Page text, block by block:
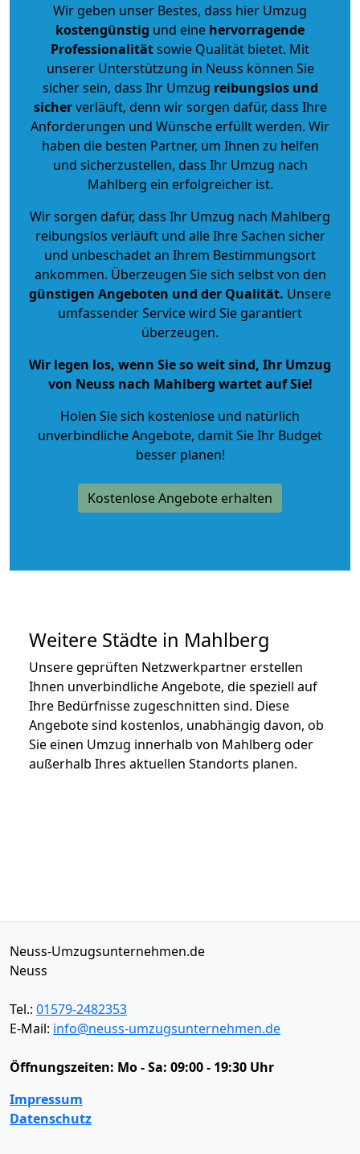
Wir geben unser Bestes, dass hier Umzug
kostengünstig und eine hervorragende
Professionalitätsowie Qualität bietet. Mit
unserer Unterstützung in Neuss können Sie
sicher sein, dass Ihr Umzug reibungslos und
sicherverläuft, denn wir sorgen dafür, dass Ihre
Anforderungen und Wünsche erfüllt werden. Wir
haben die besten Partner, um Ihnen zu helfen
und sicherzustellen, dass Ihr Umzug nach
Mahlberg ein erfolgreicher ist.
Wir sorgen dafür, dass Ihr Umzug nach Mahlberg
reibungslos verläuft und alle Ihre Sachen sicher
und unbeschadet an Ihrem Bestimmungsort
ankommen. Überzeugen Sie sich selbst von den
günstigen Angeboten und der Qualität. Unsere
umfassender Service wird Sie garantiert
überzeugen.
Wir legen los, wenn Sie so weit sind, Ihr Umzug
von Neuss nach Mahlberg wartet auf Sie!
Holen Sie sich kostenlose und natürlich
unverbindliche Angebote, damit Sie Ihr Budget
besser planen!
Kostenlose Angebote erhalten
Weitere Städte in Mahlberg
Unsere geprüften Netzwerkpartner erstellen
Ihnen unverbindliche Angebote, die speziell auf
Ihre Bedürfnisse zugeschnitten sind. Diese
Angebote sind kostenlos, unabhängig davon, ob
Sie einen Umzug innerhalb von Mahlberg oder
außerhalb Ihres aktuellen Standorts planen.
Neuss-Umzugsunternehmen.de
Neuss
Tel.: 01579-2482353
E-Mail: info@neuss-umzugsunternehmen.de
Öffnungszeiten: Mo - Sa: 09:00 - 19:30 Uhr
Impressum
Datenschutz